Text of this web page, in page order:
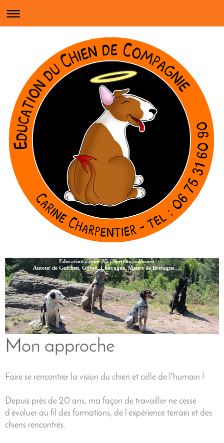
Education canine 35 : Secteur sud/ouest
Autour de Guichen, Goven, Chavagne, Maure de Bretagne....
Mon approche
Faire se rencontrer la vision du chien et celle de l'humain !
Depuis près de 20 ans, ma façon de travailler ne cesse
d’évoluer au fil des formations, de l’expérience terrain et des
chiens rencontrés.